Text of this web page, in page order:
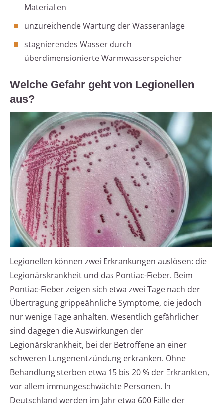
Materialien
unzureichende Wartung der Wasseranlage
stagnierendes Wasser durch
überdimensionierte Warmwasserspeicher
Welche Gefahr geht von Legionellen
aus?
Legionellen können zwei Erkrankungen auslösen: die
Legionärskrankheit und das Pontiac-Fieber. Beim
Pontiac-Fieber zeigen sich etwa zwei Tage nach der
Übertragung grippeähnliche Symptome, die jedoch
nur wenige Tage anhalten. Wesentlich gefährlicher
sind dagegen die Auswirkungen der
Legionärskrankheit, bei der Betroffene an einer
schweren Lungenentzündung erkranken. Ohne
Behandlung sterben etwa 15 bis 20 % der Erkrankten,
vor allem immungeschwächte Personen. In
Deutschland werden im Jahr etwa 600 Fälle der